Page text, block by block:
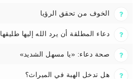
الخوف من تحقق الرؤيا
دعاء المطلقة أن يرد الله إليها طليقها
صحة دعاء: «يا مسهل الشديد»
هل تدخل الهبة في الميراث؟